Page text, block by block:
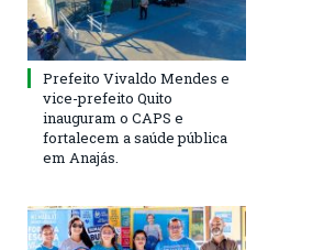
Prefeito Vivaldo Mendes e
vice-prefeito Quito
inauguram o CAPS e
fortalecem a saúde pública
em Anajás.